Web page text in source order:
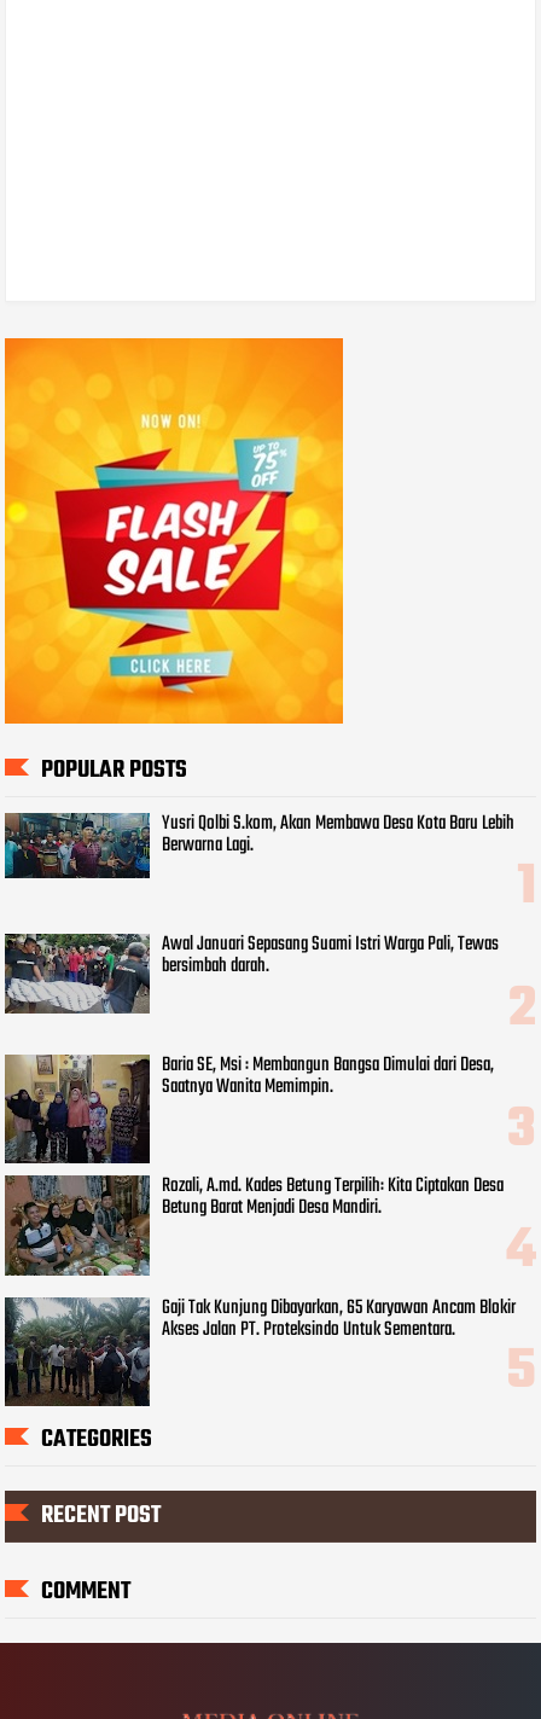
POPULAR POSTS
Yusri Qolbi S.kom, Akan Membawa Desa Kota Baru Lebih
Berwarna Lagi.
Awal Januari Sepasang Suami Istri Warga Pali, Tewas
bersimbah darah.
Baria SE, Msi : Membangun Bangsa Dimulai dari Desa,
Saatnya Wanita Memimpin.
Rozali, A.md. Kades Betung Terpilih: Kita Ciptakan Desa
Betung Barat Menjadi Desa Mandiri.
Gaji Tak Kunjung Dibayarkan, 65 Karyawan Ancam Blokir
Akses Jalan PT. Proteksindo Untuk Sementara.
CATEGORIES
RECENT POST
COMMENT